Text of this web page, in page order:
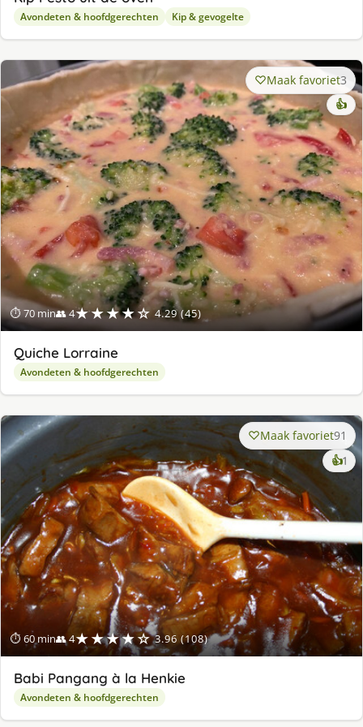
Avondeten & hoofdgerechten Kip & gevogelte
⏱ 70 min👥 4★★★★☆ 4.29 (45)
Maak favoriet3
👍
Quiche Lorraine
Avondeten & hoofdgerechten
⏱ 60 min👥 4★★★★☆ 3.96 (108)
Maak favoriet91
👍1
Babi Pangang à la Henkie
Avondeten & hoofdgerechten